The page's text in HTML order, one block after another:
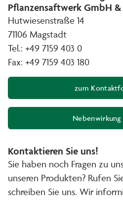
Pflanzensaftwerk GmbH &
Hutwiesenstraße 14
71106 Magstadt
Tel.: +49 7159 403 0
Fax: +49 7159 403 180
zum
Kontaktieren Sie uns!
Sie haben noch Fragen zu
unseren Produkten? Rufen
schreiben Sie uns. Wir